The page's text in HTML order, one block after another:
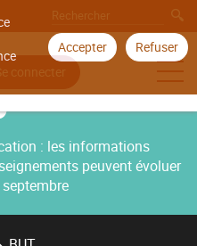
Accepter Refuser
connecter
: les informations
peuvent évoluer